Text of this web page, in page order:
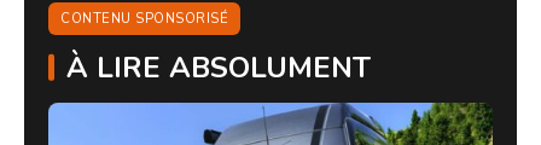
CONTENU SPONSORISÉ
À LIRE ABSOLUMENT